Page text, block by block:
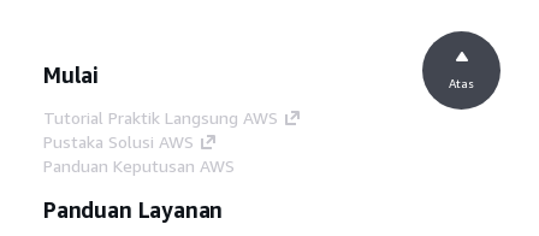
Mulai
Tutorial Praktik Langsung AWS
Pustaka Solusi AWS
Panduan Keputusan AWS
Panduan Layanan
Atas